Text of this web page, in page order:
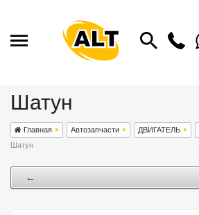
Шатун
Главная Автозапчасти ДВИГАТЕЛЬ
Шатун
←